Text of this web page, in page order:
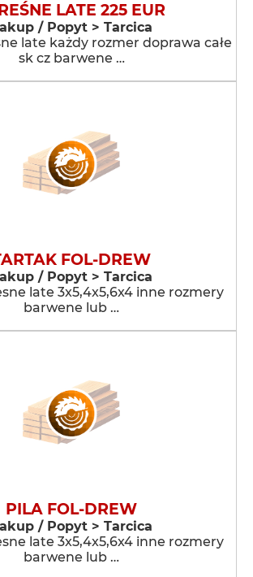
LATE 225 EUR
/ Popyt > Tarcica
late każdy rozmer doprawa całe
sk cz barwene …
FOL-DREW
/ Popyt > Tarcica
late 3x5,4x5,6x4 inne rozmery
barwene lub …
PILA FOL-DREW
/ Popyt > Tarcica
late 3x5,4x5,6x4 inne rozmery
barwene lub …